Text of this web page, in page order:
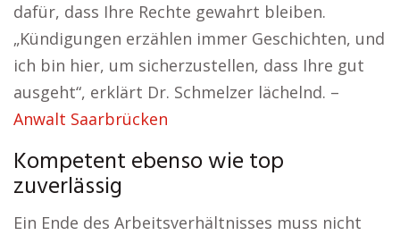
dafür, dass Ihre Rechte gewahrt bleiben.
„Kündigungen erzählen immer Geschichten, und
ich bin hier, um sicherzustellen, dass Ihre gut
ausgeht“, erklärt Dr. Schmelzer lächelnd. –
Anwalt Saarbrücken
Kompetent ebenso wie top
zuverlässig
Ein Ende des Arbeitsverhältnisses muss nicht